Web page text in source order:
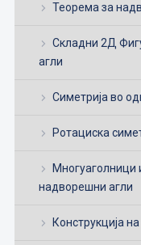
Теорема за
Складни 2Д
агли
Симетрија во
Ротациска
надворешни агли
Конструкција